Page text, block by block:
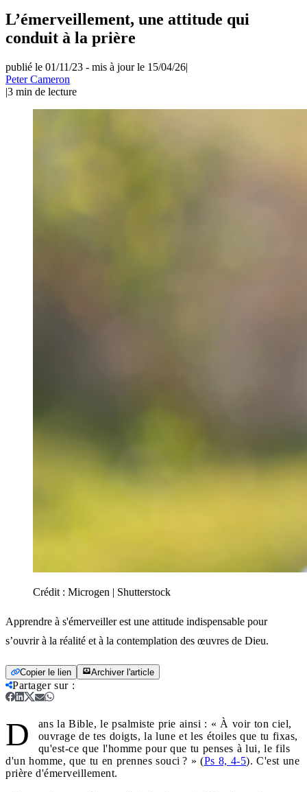
L’émerveillement, une attitude qui
conduit à la prière
publié le 01/11/23 - mis à jour le 15/04/26|
Peter Cameron
|3 min de lecture
Crédit : Microgen | Shutterstock
Apprendre à s'émerveiller est une attitude indispensable pour
s’ouvrir à la réalité et à la contemplation des œuvres de Dieu.
Copier le lien Archiver l'article
Partager sur:
D
ans la Bible, le psalmiste prie ainsi : « À voir ton ciel,
ouvrage de tes doigts, la lune et les étoiles que tu fixas,
qu'est-ce que l'homme pour que tu penses à lui, le fils
d'un homme, que tu en prennes souci ? » (Ps 8, 4-5). C'est une
prière d'émerveillement.